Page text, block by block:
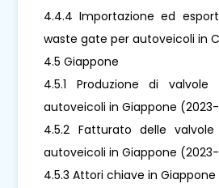
4.4.4 Importazione ed
waste gate per autoveicoli in
4.5 Giappone
4.5.1 Produzione di
autoveicoli in Giappone
4.5.2 Fatturato delle
autoveicoli in Giappone
4.5.3 Attori chiave in Giappone